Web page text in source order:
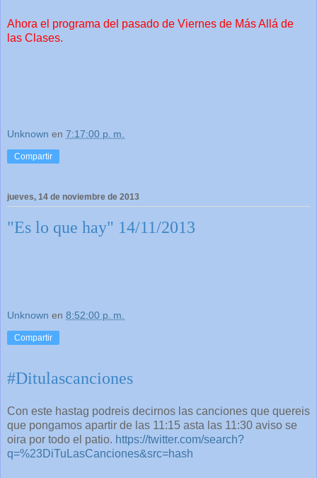
Ahora el programa del pasado de Viernes de Más Allá de
las Clases.
Unknown en 7:17:00 p. m.
Compartir
jueves, 14 de noviembre de 2013
"Es lo que hay" 14/11/2013
Unknown en 8:52:00 p. m.
Compartir
#Ditulascanciones
Con este hastag podreis decirnos las canciones que quereis
que pongamos apartir de las 11:15 asta las 11:30 aviso se
oira por todo el patio. https://twitter.com/search?
q=%23DiTuLasCanciones&src=hash